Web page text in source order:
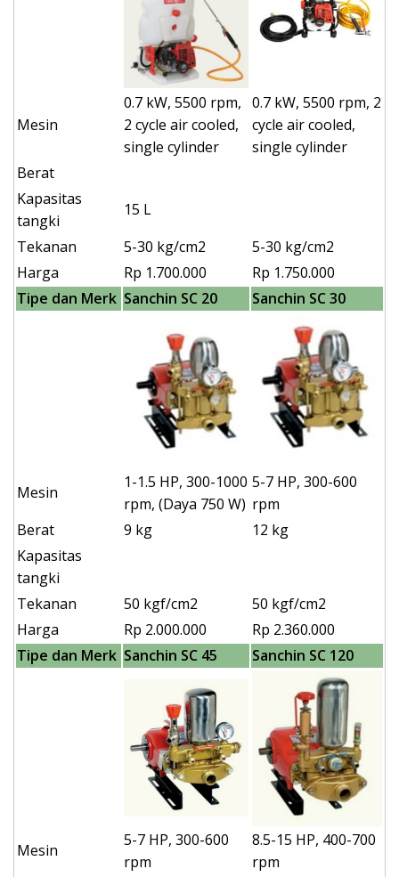
Mesin
0.7 kW, 5500 rpm,
2 cycle air cooled,
single cylinder
0.7 kW, 5500 rpm, 2
cycle air cooled,
single cylinder
Berat
Kapasitas
tangki
15 L
Tekanan
5-30 kg/cm2
5-30 kg/cm2
Harga
Rp 1.700.000
Rp 1.750.000
Tipe dan Merk Sanchin SC 20 Sanchin SC 30
Mesin
1-1.5 HP, 300-1000
rpm, (Daya 750 W)
5-7 HP, 300-600
rpm
Berat
9 kg
12 kg
Kapasitas
tangki
Tekanan
50 kgf/cm2
50 kgf/cm2
Harga
Rp 2.000.000
Rp 2.360.000
Tipe dan Merk Sanchin SC 45 Sanchin SC 120
Mesin
5-7 HP, 300-600
rpm
8.5-15 HP, 400-700
rpm